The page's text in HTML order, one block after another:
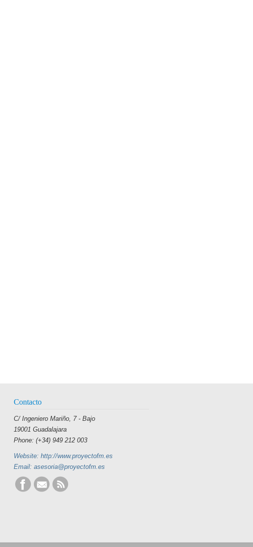
Contacto
C/ Ingeniero Mariño, 7 - Bajo
19001 Guadalajara
Phone: (+34) 949 212 003
Website: http://www.proyectofm.es
Email: asesoria@proyectofm.es